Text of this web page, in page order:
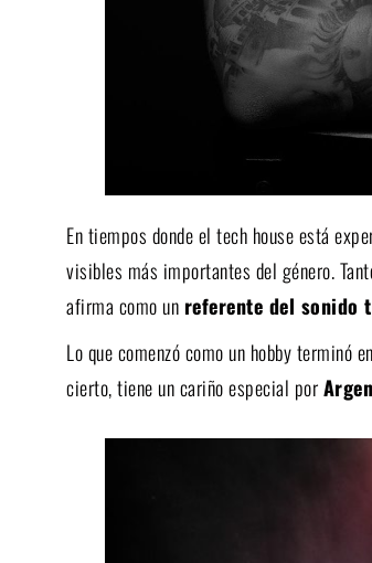
En tiempos donde el tech house está
visibles más importantes del género.
afirma como un referente del sonido
Lo que comenzó como un hobby terminó
cierto, tiene un cariño especial por